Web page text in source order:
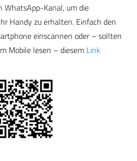
WhatsApp-Kanal, um die
Handy zu erhalten. Einfach den
einscannen oder – sollten
Mobile lesen – diesem Link